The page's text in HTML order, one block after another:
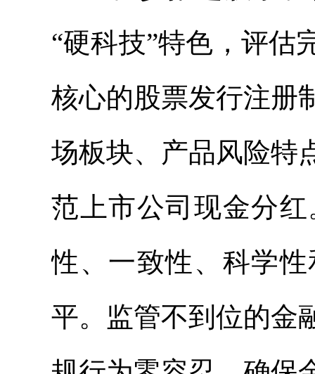
“硬科技”特色，评估
核心的股票发行注册
场板块、产品风险特
范上市公司现金分
性、一致性、科学
平。监管不到位的金